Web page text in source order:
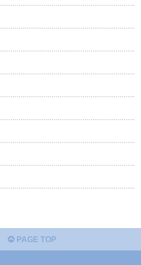
PAGE TOP